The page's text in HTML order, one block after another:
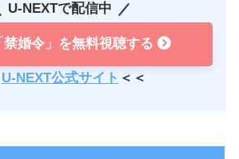
U-NEXTで配信中
禁婚令」を無料視聴する
U-NEXT公式サイト ＜＜